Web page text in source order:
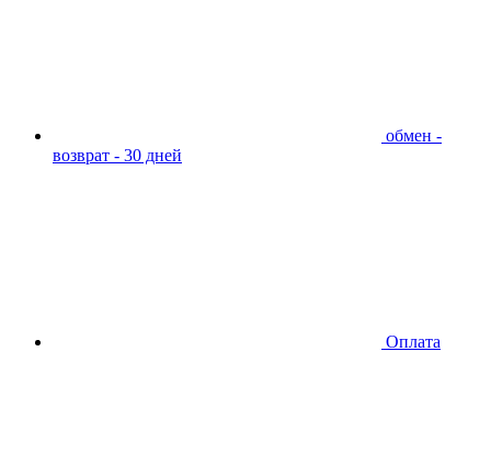
обмен -
возврат - 30 дней
Оплата